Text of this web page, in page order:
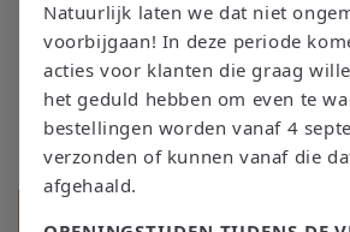
Natuurlijk laten we dat niet
voorbijgaan! In deze periode
acties voor klanten die graag
het geduld hebben om even te
bestellingen worden vanaf 4
verzonden of kunnen vanaf die
afgehaald.